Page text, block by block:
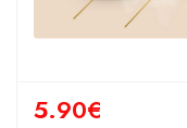
5.90€